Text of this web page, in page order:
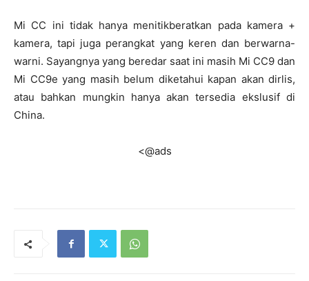
Mi CC ini tidak hanya menitikberatkan pada kamera +
kamera, tapi juga perangkat yang keren dan berwarna-
warni. Sayangnya yang beredar saat ini masih Mi CC9 dan
Mi CC9e yang masih belum diketahui kapan akan dirlis,
atau bahkan mungkin hanya akan tersedia ekslusif di
China.
<@ads